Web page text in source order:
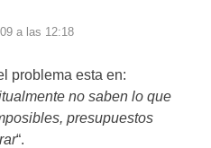
a las 12:18
problema esta en:
no saben lo que
presupuestos
“.